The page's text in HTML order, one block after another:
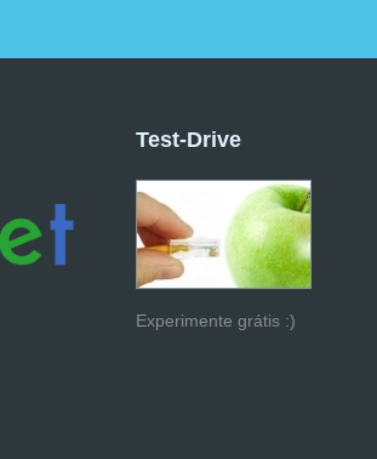
Test-Drive
Experimente grátis :)